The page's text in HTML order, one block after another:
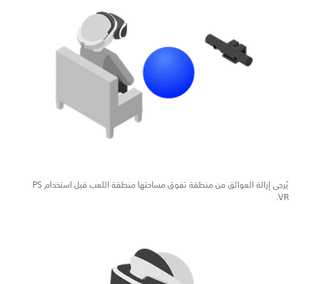
يُرجى إزالة العوائق من منطقة تفوق مساحتها منطقة اللعب قبل استخدام PS
VR.